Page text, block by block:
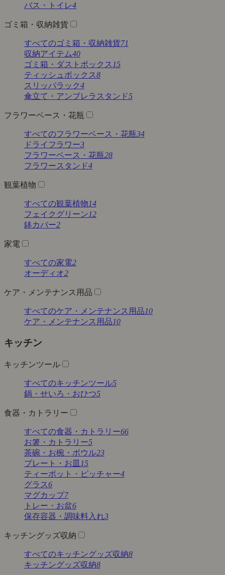
バス・トイレ4
ゴミ箱・収納雑貨
すべてのゴミ箱・収納雑貨71
収納アイテム40
ゴミ箱・ダストボックス 15
ティッシュボックス8
スリッパラック4
傘立て・アンブレラスタンド5
フラワーベース・花瓶
すべてのフラワーベース・花瓶34
ドライフラワー3
フラワーベース・花瓶28
フラワースタンド4
観葉植物
すべての観葉植物14
フェイクグリーン12
鉢カバー2
家電
すべての家電2
オーディオ2
ケア・メンテナンス用品
すべてのケア・メンテナンス用品10
ケア・メンテナンス用品10
キッチン
キッチンツール
すべてのキッチンツール5
鍋・せいろ・おひつ5
食器・カトラリー
すべての食器・カトラリー66
お箸・カトラリー5
茶碗・お椀・ボウル23
プレート・お皿 15
ティーポット・ピッチャー4
グラス6
マグカップ7
トレー・お盆6
保存容器・調味料入れ3
キッチングッズ収納
すべてのキッチングッズ収納8
キッチングッズ収納8